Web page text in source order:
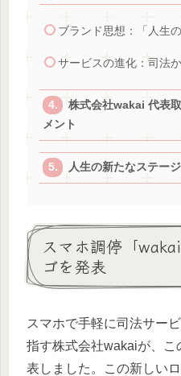
ブランド思想：「人生
サービスの進化：司法
株式会社wakai 代表
メント
人生の新たなステー
スマホ調停「
ゴを発表
スマホで手軽に司法サー
指す株式会社wakaiが、こ
表しました。この新しい